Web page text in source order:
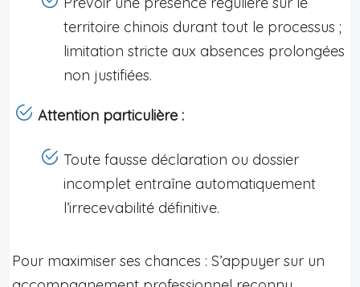
territoire chinois durant tout le processus ;
limitation stricte aux absences prolongées
non justifiées.
Attention particulière :
Toute fausse déclaration ou dossier
incomplet entraîne automatiquement
l’irrecevabilité définitive.
Pour maximiser ses chances : S’appuyer sur un